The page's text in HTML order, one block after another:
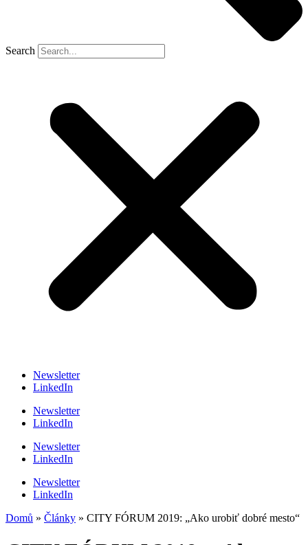
Search
Newsletter
LinkedIn
Newsletter
LinkedIn
Newsletter
LinkedIn
Newsletter
LinkedIn
Domů » Články » CITY FÓRUM 2019: „Ako urobiť dobré mesto“